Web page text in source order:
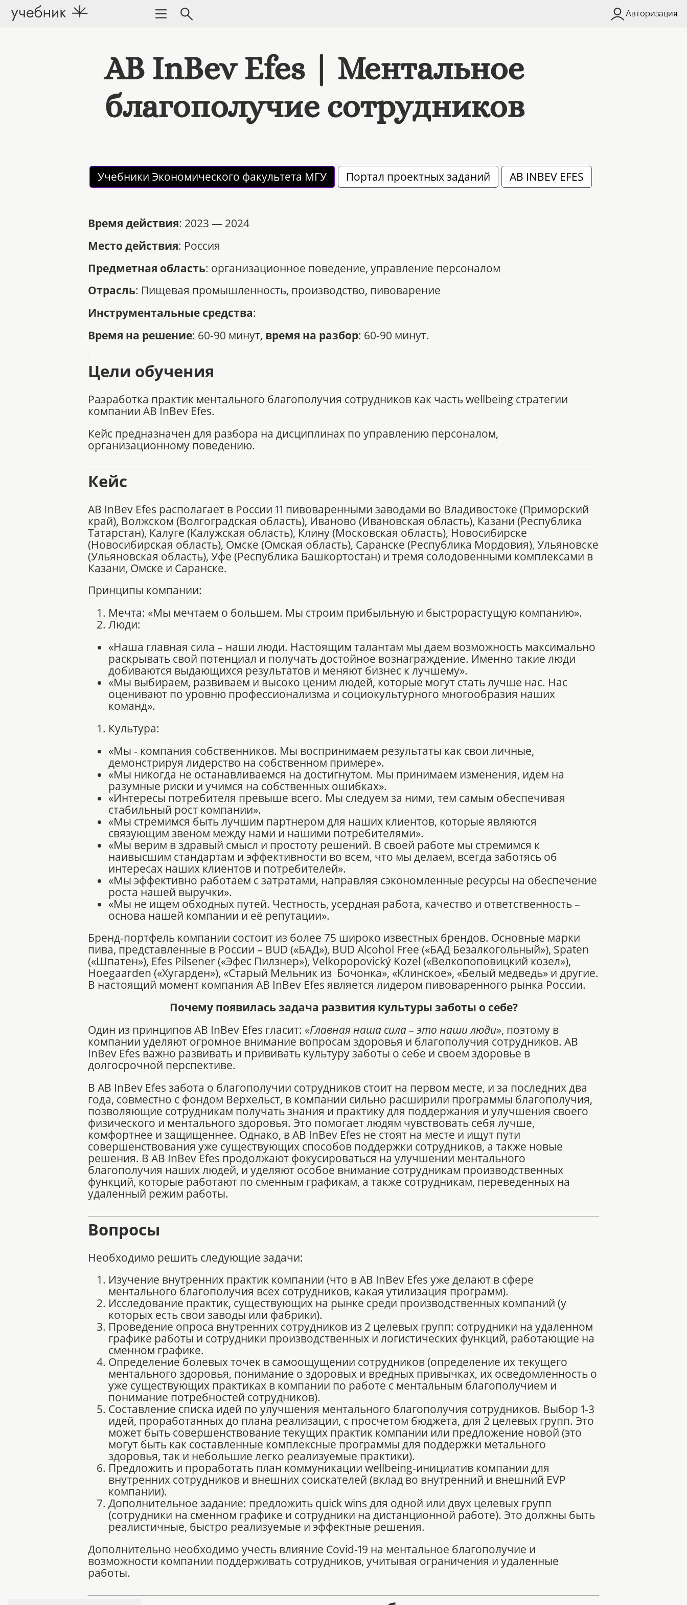
Авторизация
AB InBev Efes | Ментальное
благополучие сотрудников
Учебники Экономического факультета МГУ Портал проектных заданий AB INBEV EFES
Время действия: 2023 — 2024
Место действия: Россия
Предметная область: организационное поведение, управление персоналом
Отрасль: Пищевая промышленность, производство, пивоварение
Инструментальные средства:
Время на решение: 60-90 минут, время на разбор: 60-90 минут.
Цели обучения
Разработка практик ментального благополучия сотрудников как часть wellbeing стратегии
компании AB InBev Efes.
Кейс предназначен для разбора на дисциплинах по управлению персоналом,
организационному поведению.
Кейс
AB InBev Efes располагает в России 11 пивоваренными заводами во Владивостоке (Приморский
край), Волжском (Волгоградская область), Иваново (Ивановская область), Казани (Республика
Татарстан), Калуге (Калужская область), Клину (Московская область), Новосибирске
(Новосибирская область), Омске (Омская область), Саранске (Республика Мордовия), Ульяновске
(Ульяновская область), Уфе (Республика Башкортостан) и тремя солодовенными комплексами в
Казани, Омске и Саранске.
Принципы компании:
Мечта: «Мы мечтаем о большем. Мы строим прибыльную и быстрорастущую компанию».
Люди:
«Наша главная сила – наши люди. Настоящим талантам мы даем возможность максимально
раскрывать свой потенциал и получать достойное вознаграждение. Именно такие люди
добиваются выдающихся результатов и меняют бизнес к лучшему».
«Мы выбираем, развиваем и высоко ценим людей, которые могут стать лучше нас. Нас
оценивают по уровню профессионализма и социокультурного многообразия наших
команд».
Культура:
«Мы - компания собственников. Мы воспринимаем результаты как свои личные,
демонстрируя лидерство на собственном примере».
«Мы никогда не останавливаемся на достигнутом. Мы принимаем изменения, идем на
разумные риски и учимся на собственных ошибках».
«Интересы потребителя превыше всего. Мы следуем за ними, тем самым обеспечивая
стабильный рост компании».
«Мы стремимся быть лучшим партнером для наших клиентов, которые являются
связующим звеном между нами и нашими потребителями».
«Мы верим в здравый смысл и простоту решений. В своей работе мы стремимся к
наивысшим стандартам и эффективности во всем, что мы делаем, всегда заботясь об
интересах наших клиентов и потребителей».
«Мы эффективно работаем с затратами, направляя сэкономленные ресурсы на обеспечение
роста нашей выручки».
«Мы не ищем обходных путей. Честность, усердная работа, качество и ответственность –
основа нашей компании и её репутации».
Бренд-портфель компании состоит из более 75 широко известных брендов. Основные марки
пива, представленные в России – BUD («БАД»), BUD Alcohol Free («БАД Безалкогольный»), Spaten
(«Шпатен»), Efes Pilsener («Эфес Пилзнер»), Velkopopovický Kozel («Велкопоповицкий козел»),
Hoegaarden («Хугарден»), «Старый Мельник из Бочонка», «Клинское», «Белый медведь» и другие.
В настоящий момент компания AB InBev Efes является лидером пивоваренного рынка России.
Почему появилась задача развития культуры заботы о себе?
Один из принципов AB InBev Efes гласит: «Главная наша сила – это наши люди», поэтому в
компании уделяют огромное внимание вопросам здоровья и благополучия сотрудников. AB
InBev Efes важно развивать и прививать культуру заботы о себе и своем здоровье в
долгосрочной перспективе.
В AB InBev Efes забота о благополучии сотрудников стоит на первом месте, и за последних два
года, совместно с фондом Верхельст, в компании сильно расширили программы благополучия,
позволяющие сотрудникам получать знания и практику для поддержания и улучшения своего
физического и ментального здоровья. Это помогает людям чувствовать себя лучше,
комфортнее и защищеннее. Однако, в AB InBev Efes не стоят на месте и ищут пути
совершенствования уже существующих способов поддержки сотрудников, а также новые
решения. В AB InBev Efes продолжают фокусироваться на улучшении ментального
благополучия наших людей, и уделяют особое внимание сотрудникам производственных
функций, которые работают по сменным графикам, а также сотрудникам, переведенных на
удаленный режим работы.
Вопросы
Необходимо решить следующие задачи:
Изучение внутренних практик компании (что в AB InBev Efes уже делают в сфере
ментального благополучия всех сотрудников, какая утилизация программ).
Исследование практик, существующих на рынке среди производственных компаний (у
которых есть свои заводы или фабрики).
Проведение опроса внутренних сотрудников из 2 целевых групп: сотрудники на удаленном
графике работы и сотрудники производственных и логистических функций, работающие на
сменном графике.
Определение болевых точек в самоощущении сотрудников (определение их текущего
ментального здоровья, понимание о здоровых и вредных привычках, их осведомленность о
уже существующих практиках в компании по работе с ментальным благополучием и
понимание потребностей сотрудников).
Составление списка идей по улучшения ментального благополучия сотрудников. Выбор 1-3
идей, проработанных до плана реализации, с просчетом бюджета, для 2 целевых групп. Это
может быть совершенствование текущих практик компании или предложение новой (это
могут быть как составленные комплексные программы для поддержки метального
здоровья, так и небольшие легко реализуемые практики).
Предложить и проработать план коммуникации wellbeing-инициатив компании для
внутренних сотрудников и внешних соискателей (вклад во внутренний и внешний EVP
компании).
Дополнительное задание: предложить quick wins для одной или двух целевых групп
(сотрудники на сменном графике и сотрудники на дистанционной работе). Это должны быть
реалистичные, быстро реализуемые и эффектные решения.
Дополнительно необходимо учесть влияние Covid-19 на ментальное благополучие и
возможности компании поддерживать сотрудников, учитывая ограничения и удаленные
работы.